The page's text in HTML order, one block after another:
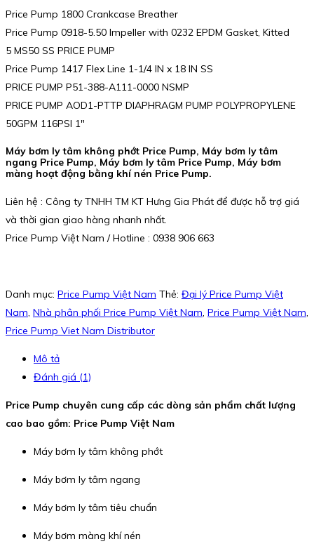
Price Pump 1800 Crankcase Breather
Price Pump 0918-5.50 Impeller with 0232 EPDM Gasket, Kitted
5 MS50 SS PRICE PUMP
Price Pump 1417 Flex Line 1-1/4 IN x 18 IN SS
PRICE PUMP P51-388-A111-0000 NSMP
PRICE PUMP AOD1-PTTP DIAPHRAGM PUMP POLYPROPYLENE
50GPM 116PSI 1″
Máy bơm ly tâm không phớt Price Pump, Máy bơm ly tâm
ngang Price Pump, Máy bơm ly tâm Price Pump, Máy bơm
màng hoạt động bằng khí nén Price Pump.
Liên hệ : Công ty TNHH TM KT Hưng Gia Phát để được hỗ trợ giá
và thời gian giao hàng nhanh nhất.
Price Pump Việt Nam / Hotline : 0938 906 663
Danh mục: Price Pump Việt Nam Thẻ: Đại lý Price Pump Việt
Nam, Nhà phân phối Price Pump Việt Nam, Price Pump Việt Nam,
Price Pump Viet Nam Distributor
Mô tả
Đánh giá (1)
Price Pump chuyên cung cấp các dòng sản phẩm chất lượng
cao bao gồm: Price Pump Việt Nam
Máy bơm ly tâm không phớt
Máy bơm ly tâm ngang
Máy bơm ly tâm tiêu chuẩn
Máy bơm màng khí nén